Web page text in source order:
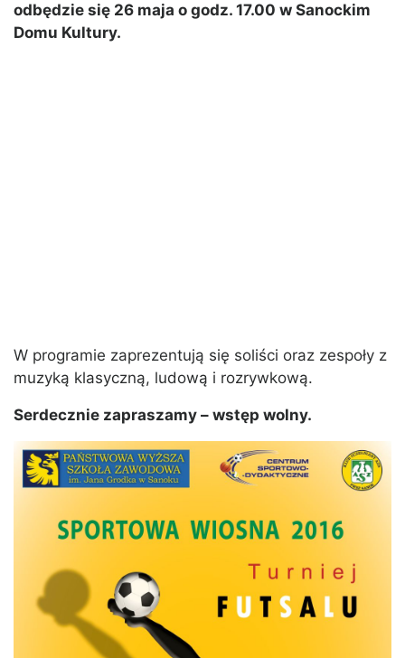
odbędzie się 26 maja o godz. 17.00 w Sanockim
Domu Kultury.
W programie zaprezentują się soliści oraz zespoły z
muzyką klasyczną, ludową i rozrywkową.
Serdecznie zapraszamy – wstęp wolny.